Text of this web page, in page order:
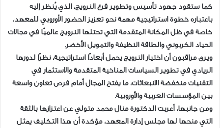
كما ستقود جهود تأسيس وتطوير فرع النرويج، الذي يُنظر إليه
باعتباره خطوة استراتيجية مهمة نحو تعزيز الحضور الأوروبي للمعهد،
خاصة في ظل المكانة المتقدمة التي تحتلها النرويج عالميًا في مجالات
الحياد الكربوني والطاقة النظيفة والتمويل الأخضر.
ويرى مراقبون أن اختيار النرويج يحمل أبعادًا استراتيجية، نظرًا لدورها
الريادي في تطوير السياسات المناخية المتقدمة والاستثمار في
التقنيات منخفضة الانبعاثات، ما يفتح المجال أمام فرص تعاون واسعة
بين المؤسسات العربية والأوروبية.
ومن جانبها، أعربت الدكتورة منال محمد متولي عن اعتزازها بالثقة
التي منحها لها مجلس إدارة المعهد، مؤكدة أن هذا التكليف يمثل